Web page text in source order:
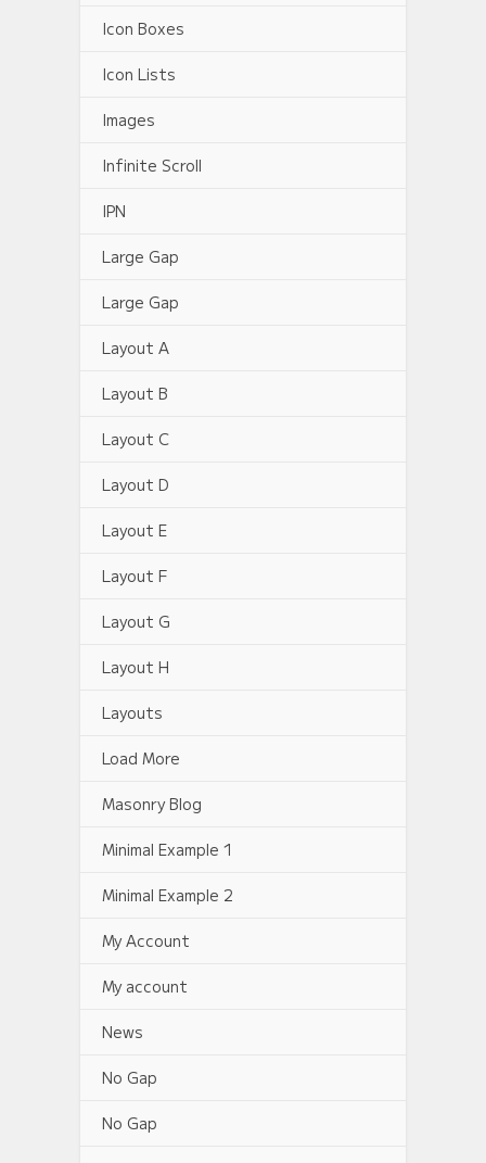
Icon Boxes
Icon Lists
Images
Infinite Scroll
IPN
Large Gap
Large Gap
Layout A
Layout B
Layout C
Layout D
Layout E
Layout F
Layout G
Layout H
Layouts
Load More
Masonry Blog
Minimal Example 1
Minimal Example 2
My Account
My account
News
No Gap
No Gap